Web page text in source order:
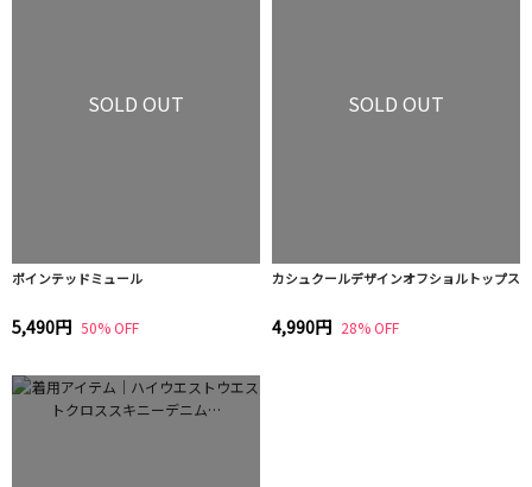
SOLD OUT
ポインテッドミュール
5,490円 50% OFF
SOLD OUT
カシュクールデザインオフショルトップス
4,990円 28% OFF